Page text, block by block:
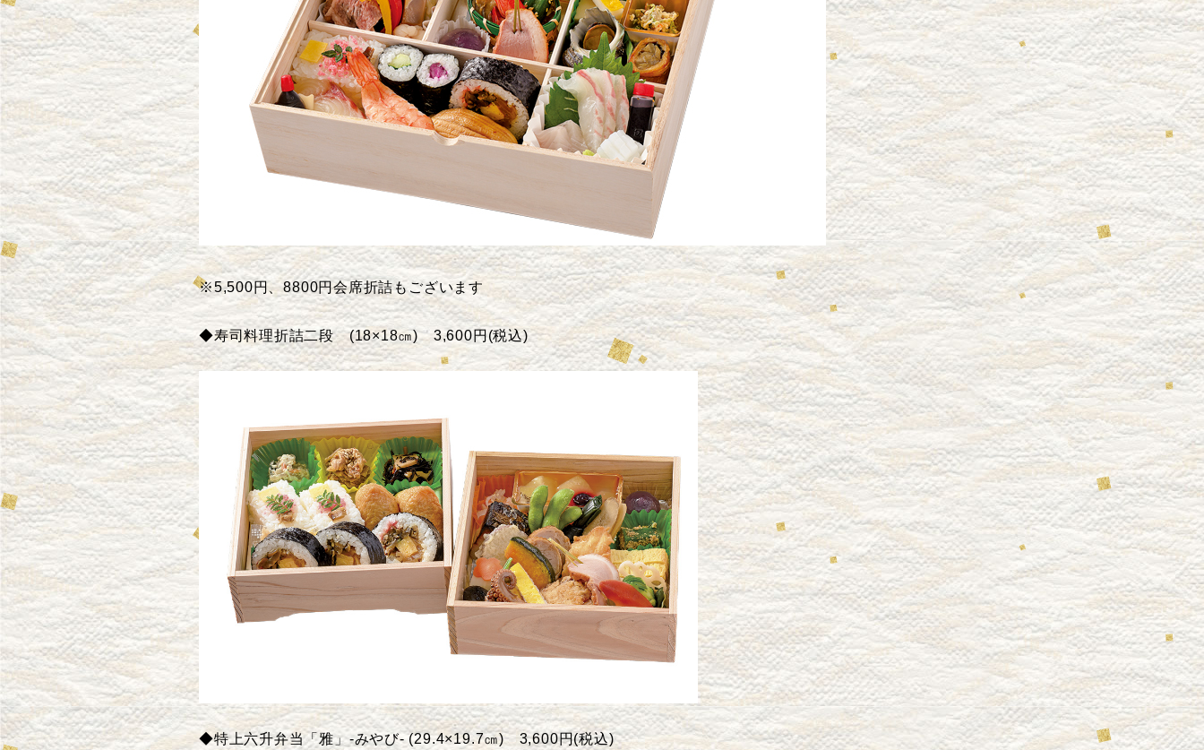
※5,500円、8800円会席折詰もございます
◆寿司料理折詰二段(18×18㎝) 3,600円(税込)
◆特上六升弁当「雅」-みやび- (29.4×19.7㎝) 3,600円(税込)